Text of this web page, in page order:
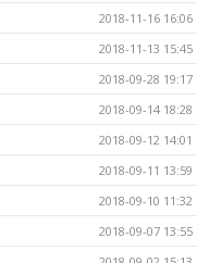
2018-11-16 16:06
2018-11-13 15:45
2018-09-28 19:17
2018-09-14 18:28
2018-09-12 14:01
2018-09-11 13:59
2018-09-10 11:32
2018-09-07 13:55